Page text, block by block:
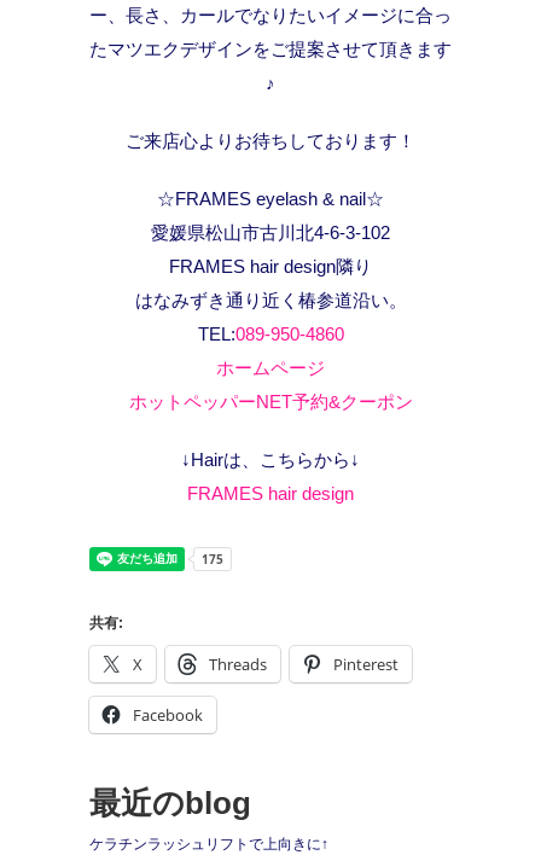
ー、長さ、カールでなりたいイメージに合っ
たマツエクデザインをご提案させて頂きます
♪
ご来店心よりお待ちしております！
☆FRAMES eyelash & nail☆
愛媛県松山市古川北4-6-3-102
FRAMES hair design隣り
はなみずき通り近く椿参道沿い。
TEL:089-950-4860
ホームページ
ホットペッパーNET予約&クーポン
↓Hairは、こちらから↓
FRAMES hair design
共有:
X Threads Pinterest
Facebook
最近のblog
ケラチンラッシュリフトで上向きに↑